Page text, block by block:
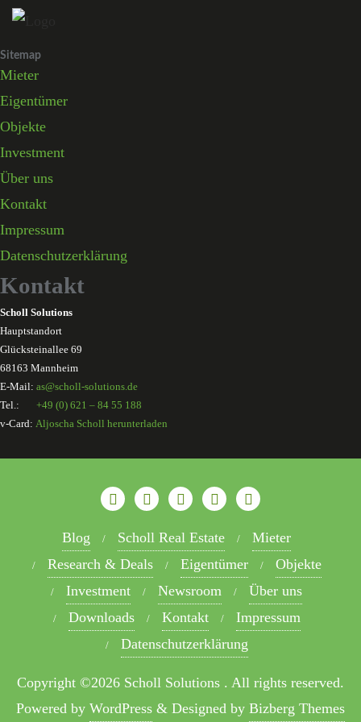
Skip
content
Sitemap
Mieter
Eigentümer
Objekte
Investment
Über uns
Kontakt
Impressum
Datenschutzerklärung
Kontakt
Scholl Solutions
Hauptstandort
Glücksteinallee 69
68163 Mannheim
E-Mail: as@scholl-solutions.de
Tel.: +49 (0) 621 – 84 55 188
v-Card: Aljoscha Scholl herunterladen
Blog Scholl Real Estate
Mieter
Research & Deals
Eigentümer
Objekte
Investment
Newsroom
Über uns
Downloads
Kontakt
Impressum
Datenschutzerklärung
Copyright ©2026 Scholl Solutions . All rights reserved.
Powered by WordPress & Designed by Bizberg Themes